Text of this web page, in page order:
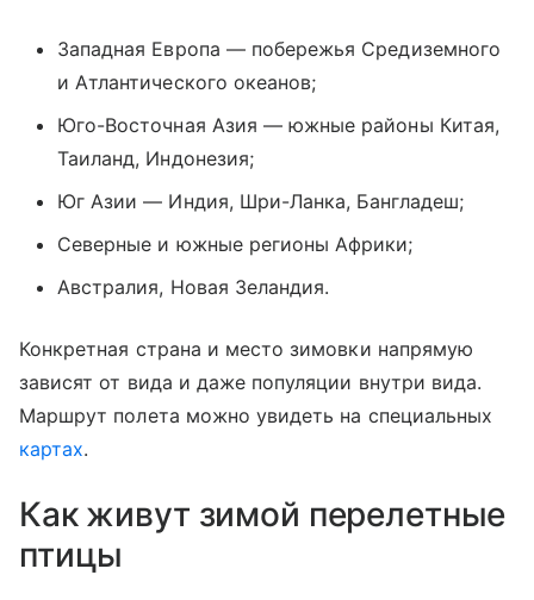
Западная Европа ― побережья Средиземного
и Атлантического океанов;
Юго-Восточная Азия ― южные районы Китая,
Таиланд, Индонезия;
Юг Азии ― Индия, Шри-Ланка, Бангладеш;
Северные и южные регионы Африки;
Австралия, Новая Зеландия.
Конкретная страна и место зимовки напрямую
зависят от вида и даже популяции внутри вида.
Маршрут полета можно увидеть на специальных
картах.
Как живут зимой перелетные
птицы